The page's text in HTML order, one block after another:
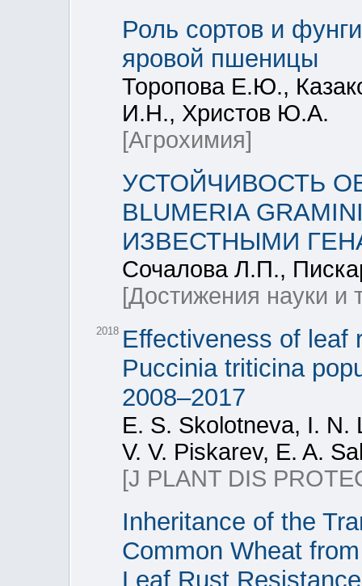
Роль сортов и
яровой пшеницы
Торопова Е.Ю.,
И.Н., Христов Ю.А.
[Агрохимия]
УСТОЙЧИВОСТЬ
BLUMERIA
ИЗВЕСТНЫМИ
Сочалова Л.П.,
[Достижения науки и
2018 Effectiveness of leaf
Puccinia triticina
2008–2017
E. S. Skolotneva, I. N.
V. V. Piskarev, E. A.
[J PLANT DIS
Inheritance of the
Common Wheat
Leaf Rust